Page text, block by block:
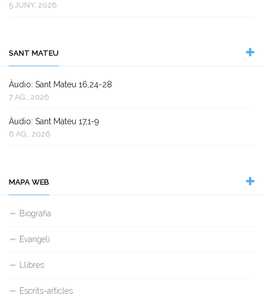
5 JUNY, 2026
SANT MATEU
Àudio: Sant Mateu 16,24-28
7 AG., 2026
Àudio: Sant Mateu 17,1-9
6 AG., 2026
MAPA WEB
Biografia
Evangeli
Llibres
Escrits-articles